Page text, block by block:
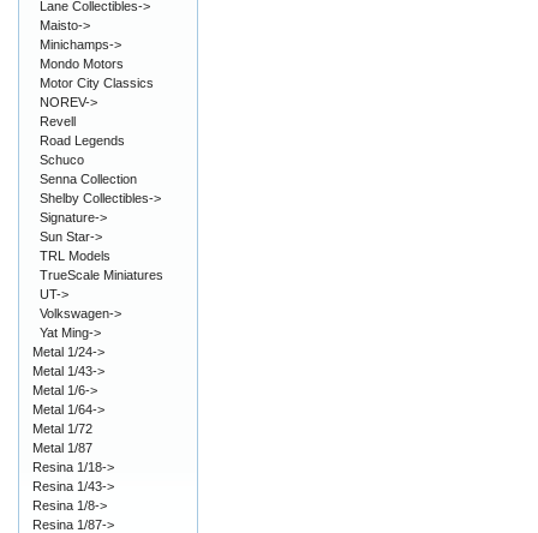
Lane Collectibles->
Maisto->
Minichamps->
Mondo Motors
Motor City Classics
NOREV->
Revell
Road Legends
Schuco
Senna Collection
Shelby Collectibles->
Signature->
Sun Star->
TRL Models
TrueScale Miniatures
UT->
Volkswagen->
Yat Ming->
Metal 1/24->
Metal 1/43->
Metal 1/6->
Metal 1/64->
Metal 1/72
Metal 1/87
Resina 1/18->
Resina 1/43->
Resina 1/8->
Resina 1/87->